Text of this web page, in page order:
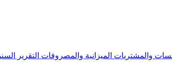
والمشتريات الميزانية والمصروفات التقرير